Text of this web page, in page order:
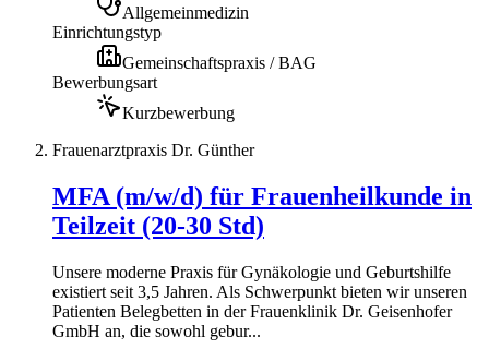
Allgemeinmedizin
Einrichtungstyp
Gemeinschaftspraxis / BAG
Bewerbungsart
Kurzbewerbung
Frauenarztpraxis Dr. Günther
MFA (m/w/d) für Frauenheilkunde in
Teilzeit (20-30 Std)
Unsere moderne Praxis für Gynäkologie und Geburtshilfe
existiert seit 3,5 Jahren. Als Schwerpunkt bieten wir unseren
Patienten Belegbetten in der Frauenklinik Dr. Geisenhofer
GmbH an, die sowohl gebur...